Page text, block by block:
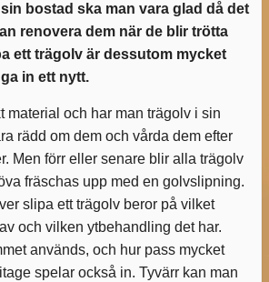
bostad ska man vara glad då det
renovera dem när de blir trötta
ett trägolv är dessutom mycket
in ett nytt.
material och har man trägolv i sin
rädd om dem och vårda dem efter
Men förr eller senare blir alla trägolv
fräschas upp med en golvslipning.
slipa ett trägolv beror på vilket
och vilken ytbehandling det har.
används, och hur pass mycket
spelar också in. Tyvärr kan man